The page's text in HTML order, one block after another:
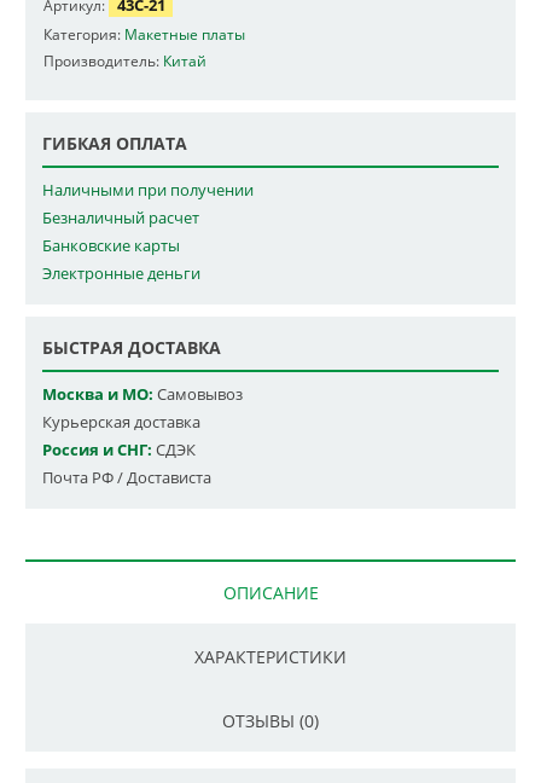
Артикул: 43C-21
Категория: Макетные платы
Производитель: Китай
ГИБКАЯ ОПЛАТА
Наличными при получении
Безналичный расчет
Банковские карты
Электронные деньги
БЫСТРАЯ ДОСТАВКА
Москва и МО: Самовывоз
Курьерская доставка
Россия и СНГ: СДЭК
Почта РФ / Достависта
ОПИСАНИЕ
ХАРАКТЕРИСТИКИ
ОТЗЫВЫ (0)